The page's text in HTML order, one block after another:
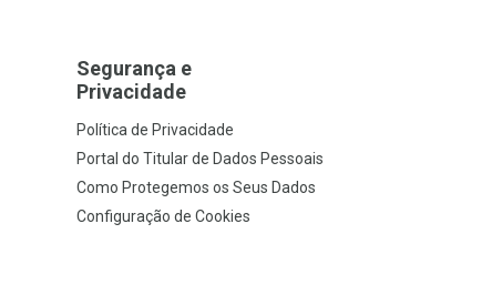
Segurança e
Privacidade
Política de Privacidade
Portal do Titular de Dados Pessoais
Como Protegemos os Seus Dados
Configuração de Cookies